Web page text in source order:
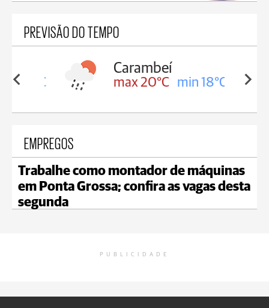
PREVISÃO DO TEMPO
18°C
Carambeí
max 20°C min 18°C
EMPREGOS
Trabalhe como montador de máquinas
em Ponta Grossa; confira as vagas desta
segunda
PUBLICIDADE